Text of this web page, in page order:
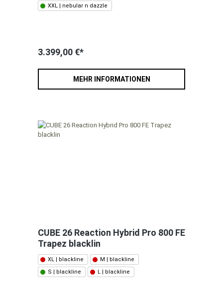
XXL | nebular n dazzle
3.399,00 €*
MEHR INFORMATIONEN
CUBE 26 Reaction Hybrid Pro 800 FE
Trapez blacklin
XL | blackline
M | blackline
S | blackline
L | blackline